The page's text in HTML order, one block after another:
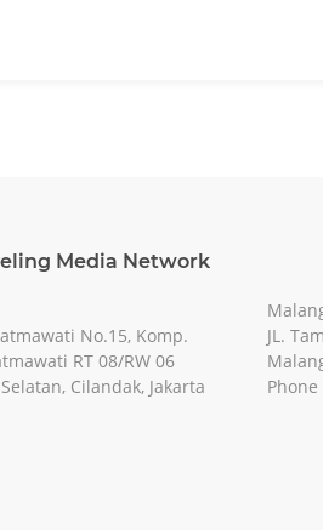
Media Network
No.15, Komp.
RT 08/RW 06
Cilandak, Jakarta
JL.
Phone